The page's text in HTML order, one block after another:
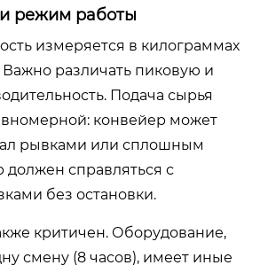
режим работы
измеряется в килограммах
Важно различать пиковую и
Подача сырья
конвейер может
рывками или сплошным
справляться с
без остановки.
критичен. Оборудование,
смену (8 часов), имеет иные